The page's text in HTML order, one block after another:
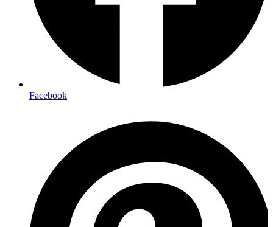
Facebook